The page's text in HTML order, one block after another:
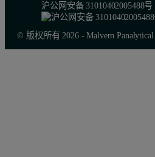
沪公网安备 31010402005488号
© 版权所有 2026 - Malvern